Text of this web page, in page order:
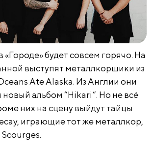
«Городе» будет совсем горячо. На
выступят металлкорщики из
Ate Alaska. Из Англии они
новый альбом “Hikari”. Но не всё
них на сцену выйдут тайцы
играющие тот же металлкор,